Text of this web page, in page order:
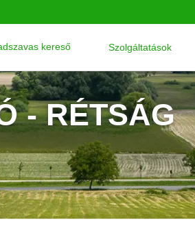
kereső Szolgáltatások
- RÉTSÁG